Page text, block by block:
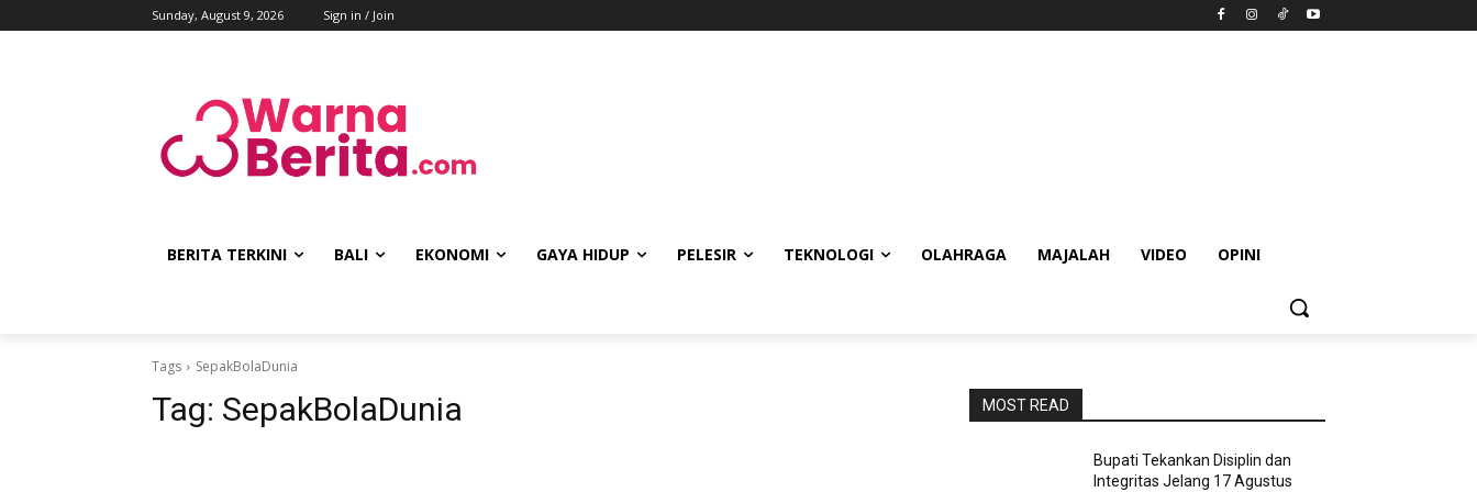
Sunday, August 9, 2026 Sign in / Join
BERITA TERKINI BALI EKONOMI GAYA HIDUP PELESIR TEKNOLOGI OLAHRAGA MAJALAH VIDEO OPINI
Tags SepakBolaDunia
Tag: SepakBolaDunia MOST READ
Bupati Tekankan Disiplin dan
Integritas Jelang 17 Agustus